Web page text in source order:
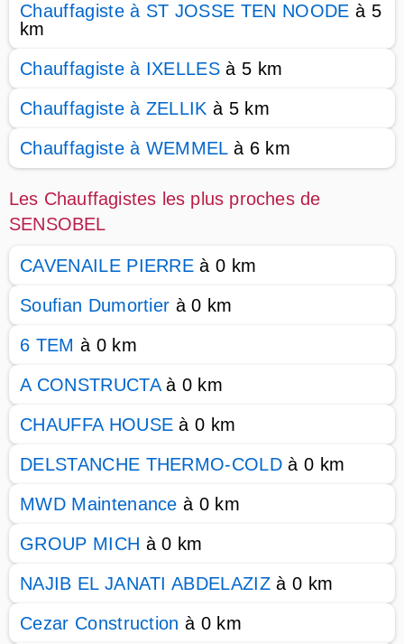
Chauffagiste à ST JOSSE TEN NOODE à 5
km
Chauffagiste à IXELLES à 5 km
Chauffagiste à ZELLIK à 5 km
Chauffagiste à WEMMELà 6 km
Les Chauffagistes les plus proches de
SENSOBEL
CAVENAILE PIERRE à 0 km
Soufian Dumortier à 0 km
6 TEM à 0 km
A CONSTRUCTAà 0 km
CHAUFFA HOUSE à 0 km
DELSTANCHE THERMO-COLD à 0 km
MWD Maintenance à 0 km
GROUP MICH à 0 km
NAJIB EL JANATI ABDELAZIZ à 0 km
Cezar Construction à 0 km